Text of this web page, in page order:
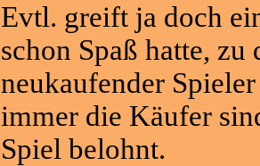
Evtl. greift ja doch
schon Spaß hatte,
neukaufender
immer die Käufer
Spiel belohnt.